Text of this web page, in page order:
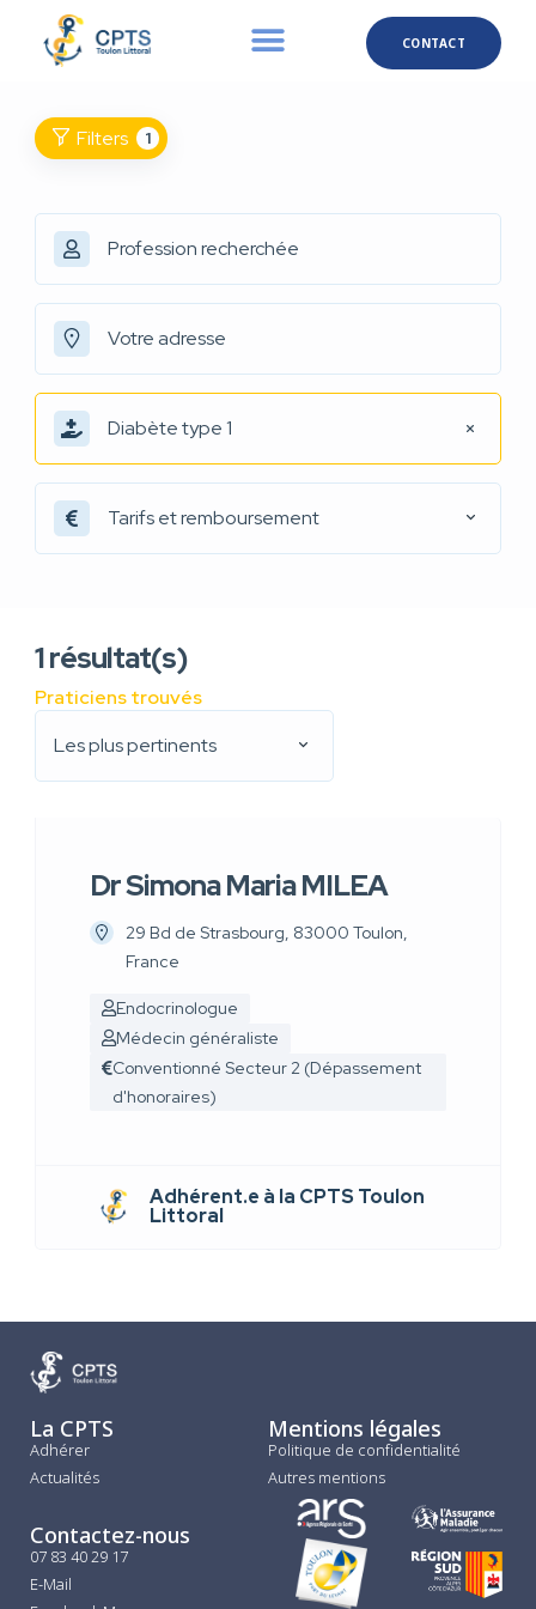
CONTACT
Filters 1
Diabète type 1
Tarifs et remboursement
1résultat(s)
Praticiens trouvés
Les plus pertinents
Dr Simona Maria MILEA
29 Bd de Strasbourg, 83000 Toulon,
France
Endocrinologue
Médecin généraliste
Conventionné Secteur 2 (Dépassement
d'honoraires)
Adhérent.e à la CPTS Toulon
Littoral
La CPTS
Adhérer
Actualités
Mentions légales
Politique de confidentialité
Autres mentions
Contactez-nous
07 83 40 29 17
E-Mail